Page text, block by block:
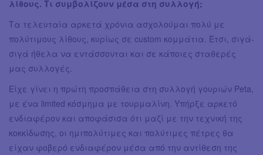
λίθους. Τι συμβολίζουν μέσα στη συλλογή;
Τα τελευταία αρκετά χρόνια ασχολούμαι πολύ με
πολύτιμους λίθους, κυρίως σε custom κομμάτια. Έτσι, σιγά-
σιγά ήθελα να εντάσσονται και σε κάποιες σταθερές
μας συλλογές.
Είχε γίνει η πρώτη προσπάθεια στη συλλογή γουριών Peta,
με ένα limited κόσμημα με τουρμαλίνη. Υπήρξε αρκετό
ενδιαφέρον και αποφάσισα ότι μαζί με την τεχνική της
κοκκίδωσης, οι ημιπολύτιμες και πολύτιμες πέτρες θα
είχαν φοβερό ενδιαφέρον μέσα από την αντίθεση της